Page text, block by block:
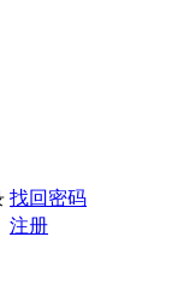
找回密码
注册